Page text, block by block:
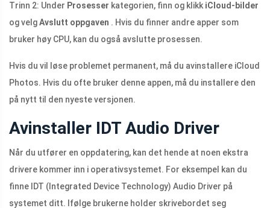
Trinn 2: Under Prosesser kategorien, finn og klikk iCloud-bilder
og velgAvslutt oppgaven . Hvis du finner andre apper som
bruker høy CPU, kan du også avslutte prosessen.
Hvis du vil løse problemet permanent, må du avinstallere iCloud
Photos. Hvis du ofte bruker denne appen, må du installere den
på nytt til den nyeste versjonen.
Avinstaller IDT Audio Driver
Når du utfører en oppdatering, kan det hende at noen ekstra
drivere kommer inn i operativsystemet. For eksempel kan du
finne IDT (Integrated Device Technology) Audio Driver på
systemet ditt. Ifølge brukerne holder skrivebordet seg